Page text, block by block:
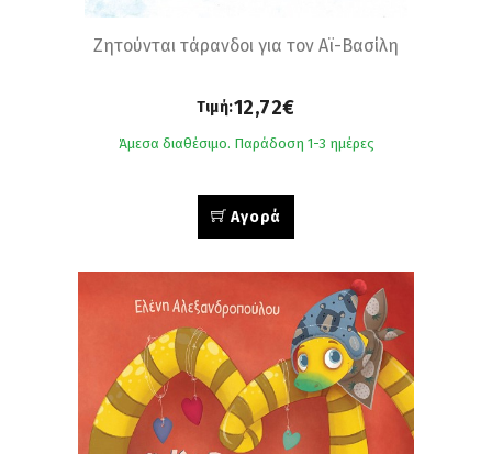
Ζητούνται τάρανδοι για τον Αϊ-Βασίλη
Τιμή:12,72€
Άμεσα διαθέσιμο. Παράδοση 1-3 ημέρες
Αγορά